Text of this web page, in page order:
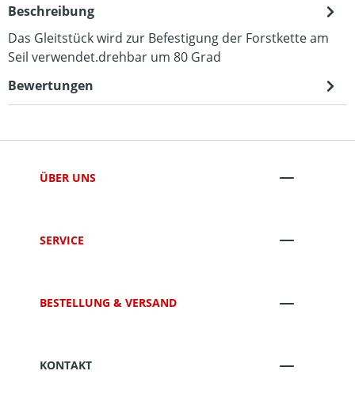
Beschreibung
Das Gleitstück wird zur Befestigung der Forstkette am
Seil verwendet.drehbar um 80 Grad
Bewertungen
ÜBER UNS
SERVICE
BESTELLUNG & VERSAND
KONTAKT